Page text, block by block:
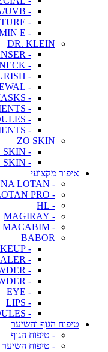
- SUN CARE UVA/UVB
- TEXTURE
- VITAMIN E
DR. KLEIN
- CLEANSER
- EYE & NECK
- HYDRATE & NOURISH
- RENEWAL
- MASKS
- PROTECTION COEFFICIENTS
- AMPOULES
- BODY TREATMENTS
ZO SKIN
- ZO SKIN מארזים
- ZO SKIN מוצרים
איפור מקצועי
- ANNA LOTAN
- ANNA LOTAN PRO
- HL
- MAGIRAY
- ON MACABIM
BABOR
- MAKEUP
- 3D FIRMING CONCEALER
- POWDER
- BLUSH & HIGHLIGHT POWDER
- EYE
- LIPS
- AMPOULES
טיפוח הגוף והשיער
- טיפוח הגוף
- טיפוח השיער